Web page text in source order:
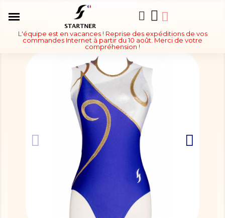
L'équipe est en vacances ! Reprise des expéditions de vos
commandes Internet à partir du 10 août. Merci de votre
compréhension !